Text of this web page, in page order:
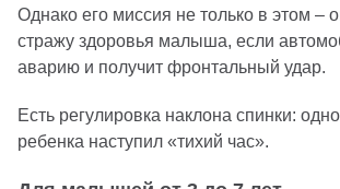
Однако его миссия не только в этом –
стражу здоровья малыша, если
аварию и получит фронтальный удар.
Есть регулировка наклона спинки:
ребенка наступил «тихий час».